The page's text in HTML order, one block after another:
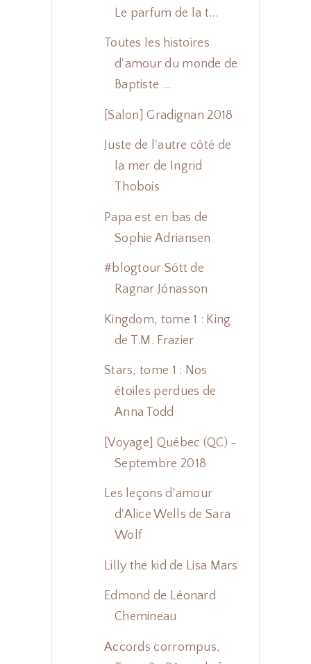
Le parfum de la t...
Toutes les histoires
d'amour du monde de
Baptiste ...
[Salon] Gradignan 2018
Juste de l'autre côté de
la mer de Ingrid
Thobois
Papa est en bas de
Sophie Adriansen
#blogtour Sótt de
Ragnar Jónasson
Kingdom, tome 1 : King
de T.M. Frazier
Stars, tome 1 : Nos
étoiles perdues de
Anna Todd
[Voyage] Québec (QC) -
Septembre 2018
Les leçons d'amour
d'Alice Wells de Sara
Wolf
Lilly the kid de Lisa Mars
Edmond de Léonard
Chemineau
Accords corrompus,